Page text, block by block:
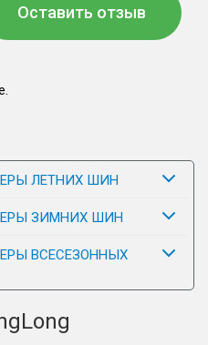
Оставить отзыв
ЛЕТНИХ ШИН
ЗИМНИХ ШИН
ВСЕСЕЗОННЫХ